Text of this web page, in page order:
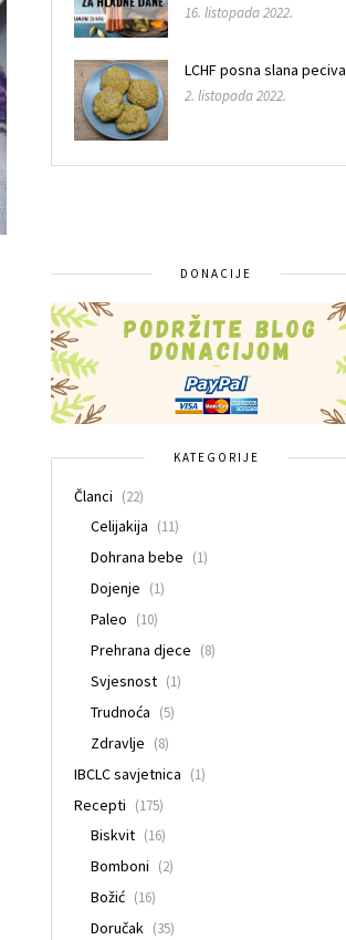
16. listopada 2022.
LCHF posna slana peciva
2. listopada 2022.
DONACIJE
KATEGORIJE
Članci (22)
Celijakija (11)
Dohrana bebe (1)
Dojenje (1)
Paleo (10)
Prehrana djece (8)
Svjesnost (1)
Trudnoća (5)
Zdravlje (8)
IBCLC savjetnica (1)
Recepti (175)
Biskvit (16)
Bomboni (2)
Božić (16)
Doručak (35)